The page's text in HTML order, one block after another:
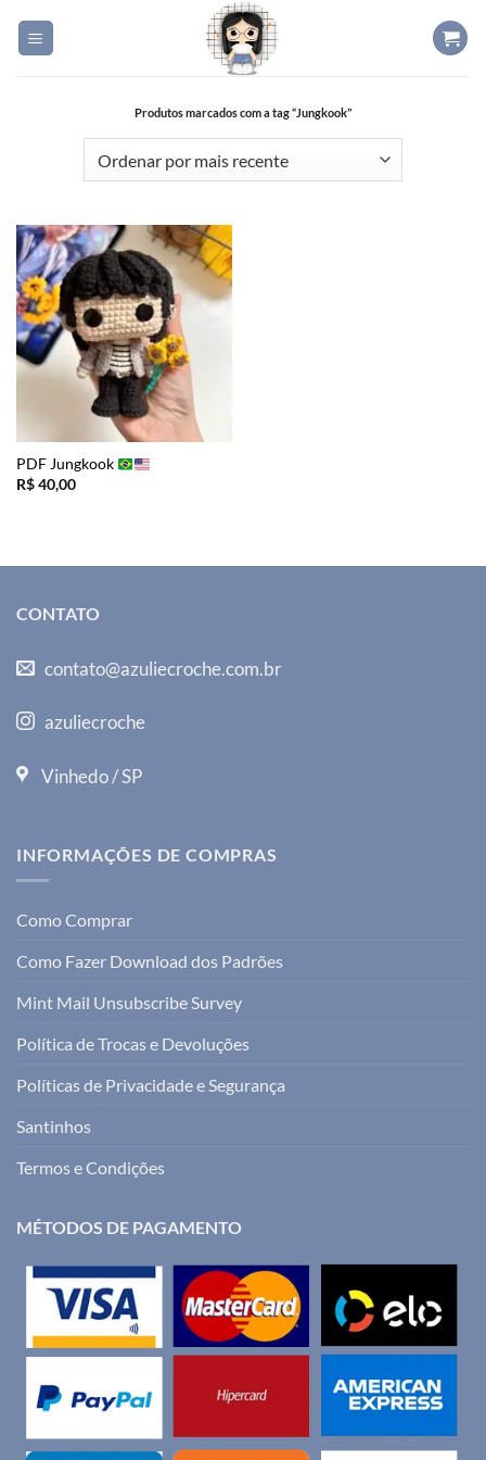
Produtos marcados com a tag “Jungkook”
PDF Jungkook
R$40,00
CONTATO
contato@azuliecroche.com.br
azuliecroche
Vinhedo / SP
INFORMAÇÕES DE COMPRAS
Como Comprar
Como Fazer Download dos Padrões
Mint Mail Unsubscribe Survey
Política de Trocas e Devoluções
Políticas de Privacidade e Segurança
Santinhos
Termos e Condições
MÉTODOS DE PAGAMENTO